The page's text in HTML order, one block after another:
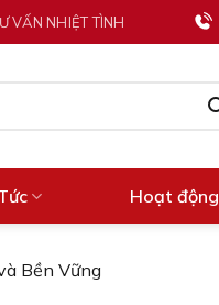
VẤN NHIỆT TÌNH
Hoạt động
Bền Vững